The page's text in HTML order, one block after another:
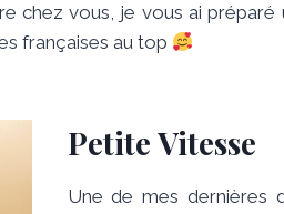
chez vous, je vous ai
françaises au top
Petite Vitesse
Une de mes dernières